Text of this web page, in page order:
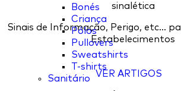
Bonés
Criança
Pólos
Pullovers
Sweatshirts
T-shirts
Sanitário
sinalética
Sinais de Informação, Perigo, etc...
Estabelecimentos
VER ARTIGOS